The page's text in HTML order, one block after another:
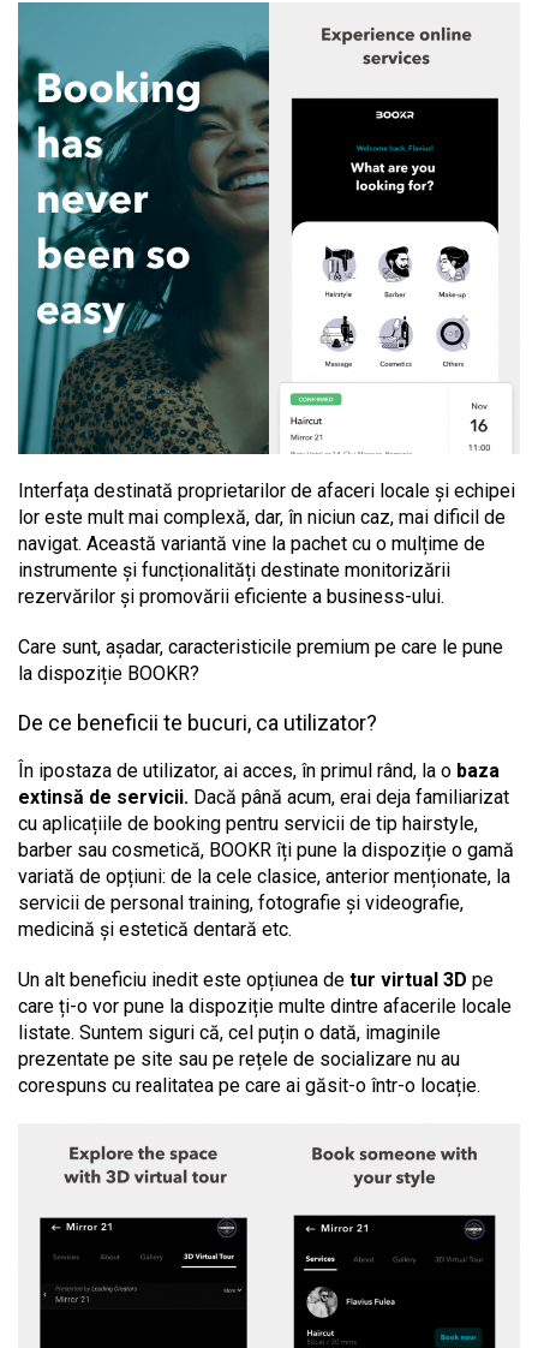
Interfața destinată proprietarilor de afaceri locale și echipei
lor este mult mai complexă, dar, în niciun caz, mai dificil de
navigat. Această variantă vine la pachet cu o mulțime de
instrumente și funcționalități destinate monitorizării
rezervărilor și promovării eficiente a business-ului.
Care sunt, așadar, caracteristicile premium pe care le pune
la dispoziție BOOKR?
De ce beneficii te bucuri, ca utilizator?
În ipostaza de utilizator, ai acces, în primul rând, la o baza
extinsă de servicii. Dacă până acum, erai deja familiarizat
cu aplicațiile de booking pentru servicii de tip hairstyle,
barber sau cosmetică, BOOKR îți pune la dispoziție o gamă
variată de opțiuni: de la cele clasice, anterior menționate, la
servicii de personal training, fotografie și videografie,
medicină și estetică dentară etc.
Un alt beneficiu inedit este opțiunea de tur virtual 3D pe
care ți-o vor pune la dispoziție multe dintre afacerile locale
listate. Suntem siguri că, cel puțin o dată, imaginile
prezentate pe site sau pe rețele de socializare nu au
corespuns cu realitatea pe care ai găsit-o într-o locație.